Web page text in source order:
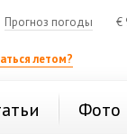
Прогноз погоды €
летом?
Фото